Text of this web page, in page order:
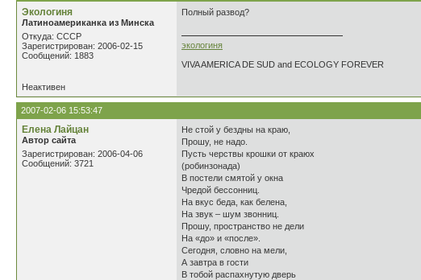
Экологиня
Латиноамериканка из Минска
Откуда: СССР
Зарегистрирован: 2006-02-15
Сообщений: 1883
Полный развод?
экологиня
VIVA AMERICA DE SUD and ECOLOGY FOREVER
Неактивен
2007-02-06 15:53:47
Елена Лайцан
Автор сайта
Зарегистрирован: 2006-04-06
Сообщений: 3721
Не стой у бездны на краю,
Прошу, не надо.
Пусть черствы крошки от краюх
(робинзонада)
В постели смятой у окна
Чредой бессонниц.
На вкус беда, как белена,
На звук – шум звонниц.
Прошу, пространство не дели
На «до» и «после».
Сегодня, словно на мели,
А завтра в гости
В тобой распахнутую дверь